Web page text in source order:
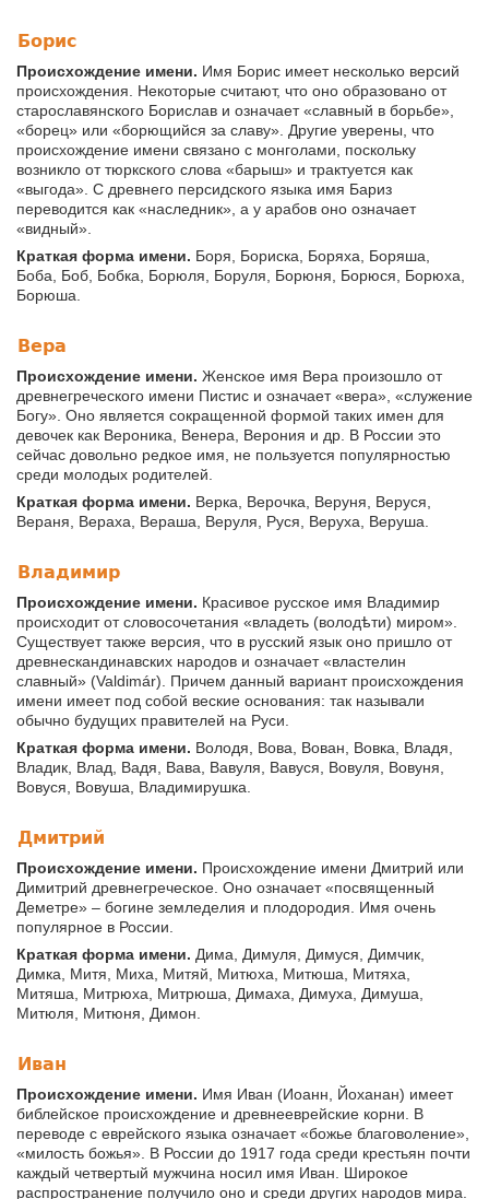
Борис
Происхождение имени. Имя Борис имеет несколько версий
происхождения. Некоторые считают, что оно образовано от
старославянского Борислав и означает «славный в борьбе»,
«борец» или «борющийся за славу». Другие уверены, что
происхождение имени связано с монголами, поскольку
возникло от тюркского слова «барыш» и трактуется как
«выгода». С древнего персидского языка имя Бариз
переводится как «наследник», а у арабов оно означает
«видный».
Краткая форма имени. Боря, Бориска, Боряха, Боряша,
Боба, Боб, Бобка, Борюля, Боруля, Борюня, Борюся, Борюха,
Борюша.
Вера
Происхождение имени. Женское имя Вера произошло от
древнегреческого имени Пистис и означает «вера», «служение
Богу». Оно является сокращенной формой таких имен для
девочек как Вероника, Венера, Верония и др. В России это
сейчас довольно редкое имя, не пользуется популярностью
среди молодых родителей.
Краткая форма имени. Верка, Верочка, Веруня, Веруся,
Вераня, Вераха, Вераша, Веруля, Руся, Веруха, Веруша.
Владимир
Происхождение имени. Красивое русское имя Владимир
происходит от словосочетания «владеть (володѣти) миром».
Существует также версия, что в русский язык оно пришло от
древнескандинавских народов и означает «властелин
славный» (Valdimár). Причем данный вариант происхождения
имени имеет под собой веские основания: так называли
обычно будущих правителей на Руси.
Краткая форма имени. Володя, Вова, Вован, Вовка, Владя,
Владик, Влад, Вадя, Вава, Вавуля, Вавуся, Вовуля, Вовуня,
Вовуся, Вовуша, Владимирушка.
Дмитрий
Происхождение имени. Происхождение имени Дмитрий или
Димитрий древнегреческое. Оно означает «посвященный
Деметре» – богине земледелия и плодородия. Имя очень
популярное в России.
Краткая форма имени. Дима, Димуля, Димуся, Димчик,
Димка, Митя, Миха, Митяй, Митюха, Митюша, Митяха,
Митяша, Митрюха, Митрюша, Димаха, Димуха, Димуша,
Митюля, Митюня, Димон.
Иван
Происхождение имени. Имя Иван (Иоанн, Йоханан) имеет
библейское происхождение и древнееврейские корни. В
переводе с еврейского языка означает «божье благоволение»,
«милость божья». В России до 1917 года среди крестьян почти
каждый четвертый мужчина носил имя Иван. Широкое
распространение получило оно и среди других народов мира.